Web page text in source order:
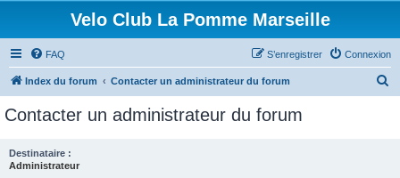
Velo Club La Pomme Marseille
FAQ Connexion
S’enregistrer
Index du forum Contacter un administrateur du forum
Contacter un administrateur du forum
Destinataire :
Administrateur